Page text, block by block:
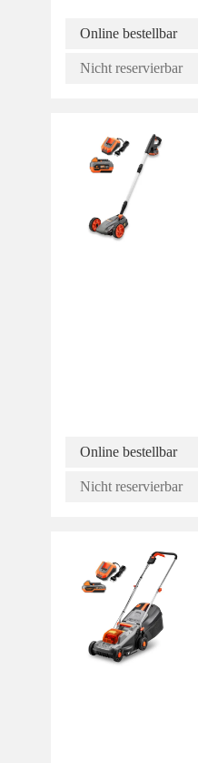
Online bestellbar
Nicht reservierbar
Online bestellbar
Nicht reservierbar